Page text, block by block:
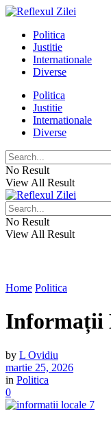
Politica
Justitie
Internationale
Diverse
Politica
Justitie
Internationale
Diverse
No Result
View All Result
No Result
View All Result
Home Politica
Informații
by L Ovidiu
martie 25, 2026
in Politica
0